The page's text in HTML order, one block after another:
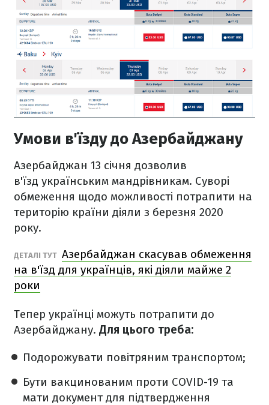
Умови в'їзду до Азербайджану
Азербайджан 13 січня дозволив
в'їзд українським мандрівникам. Суворі
обмеження щодо можливості потрапити на
територію країни діяли з березня 2020
року.
ДЕТАЛІ ТУТ Азербайджан скасував обмеження
на в'їзд для українців, які діяли майже 2
роки
Тепер українці можуть потрапити до
Азербайджану. Для цього треба:
Подорожувати повітряним транспортом;
Бути вакцинованим проти COVID-19 та
мати документ для підтвердження